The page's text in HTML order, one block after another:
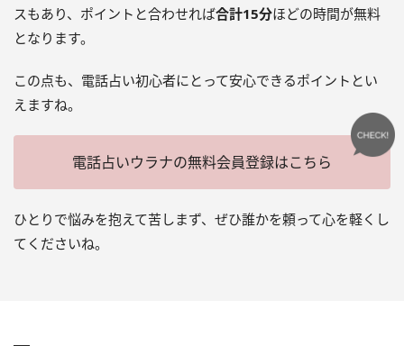
スもあり、ポイントと合わせれば合計15分ほどの時間が無料
となります。
この点も、電話占い初心者にとって安心できるポイントとい
えますね。
電話占いウラナの無料会員登録はこちら
ひとりで悩みを抱えて苦しまず、ぜひ誰かを頼って心を軽くし
てくださいね。